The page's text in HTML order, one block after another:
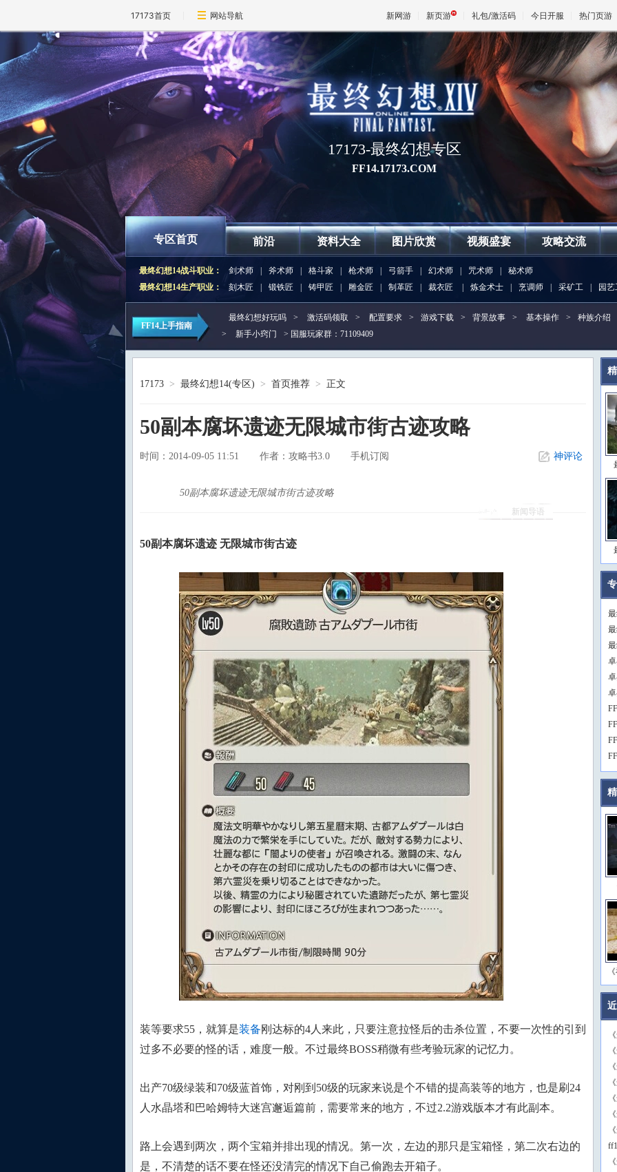
17173首页 网站导航 新网游 新页游 礼包/激活码 今日开服 热门页游
魔兽
天堂
王权与
17173-最终幻想专区
FF14.17173.COM
专区首页 前沿 资料大全 图片欣赏 视频盛宴 攻略交流
最终幻想14战斗职业： 剑术师 斧术师 格斗家 枪术师 弓箭手 幻术师 咒术师
秘术师
最终幻想14生产职业：
刻木匠 锻铁匠 铸甲匠 雕金匠 制革匠 裁衣匠 炼金术士 烹调师 采矿工 园艺
FF14上手指南
最终幻想好玩吗 > 激活码领取 > 配置要求 > 游戏下载 > 背景故事 > 基本操作 >
种族介绍
>
新手小窍门 > 国服玩家群：71109409
17173 > 最终幻想14(专区) > 首页推荐 > 正文
50副本腐坏遗迹无限城市街古迹攻略
时间：2014-09-05 11:51 作者： 攻略书3.0 手机订阅 神评论
新闻导语
50副本腐坏遗迹无限城市街古迹‍攻略
50副本腐坏遗迹 无限城市街古迹
装等要求55，就算是装备刚达标的4人来此，只要注意拉怪后的击杀位置，不要一次性的引到
过多不必要的怪的话，难度一般。不过最终BOSS稍微有些考验玩家的记忆力。
出产70级绿装和70级蓝首饰，对刚到50级的玩家来说是个不错的提高装等的地方，也是刷24
人水晶塔和巴哈姆特大迷宫邂逅篇前，需要常来的地方，不过2.2游戏版本才有此副本。
路上会遇到两次，两个宝箱并排出现的情况。第一次，左边的那只是宝箱怪，第二次右边的
是，不清楚的话不要在怪还没清完的情况下自己偷跑去开箱子。